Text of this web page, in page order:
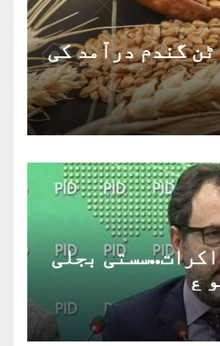
10 لاکھ ٹن گندم درآمد کی
بجلی
ع